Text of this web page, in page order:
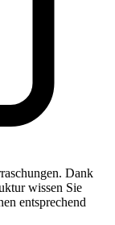
Dank
wissen Sie
entsprechend